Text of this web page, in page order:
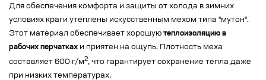
Для обеспечения комфорта и защиты от холода в зимних
условиях краги утеплены искусственным мехом типа "мутон".
Этот материал обеспечивает хорошую теплоизоляцию в
рабочих перчатках и приятен на ощупь. Плотность меха
составляет 600 г/м2, что гарантирует сохранение тепла даже
при низких температурах.